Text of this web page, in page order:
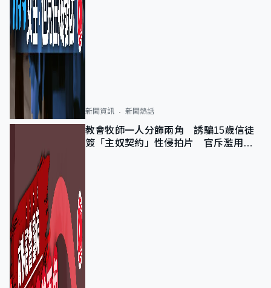
新聞資訊 新聞熱話
教會牧師一人分飾兩角 誘騙15歲信徒
簽「主奴契約」性侵拍片 官斥濫用教